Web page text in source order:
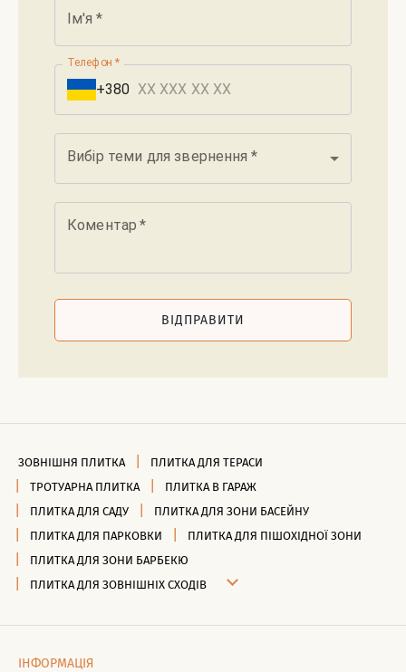
Ім'я *
Телефон *
+380
Вибір теми для звернення *
Коментар *
ВІДПРАВИТИ
ЗОВНІШНЯ ПЛИТКА
ПЛИТКА ДЛЯ ТЕРАСИ
ТРОТУАРНА ПЛИТКА
ПЛИТКА В ГАРАЖ
ПЛИТКА ДЛЯ САДУ
ПЛИТКА ДЛЯ ЗОНИ БАСЕЙНУ
ПЛИТКА ДЛЯ ПАРКОВКИ
ПЛИТКА ДЛЯ ПІШОХІДНОЇ ЗОНИ
ПЛИТКА ДЛЯ ЗОНИ БАРБЕКЮ
ПЛИТКА ДЛЯ ЗОВНІШНІХ СХОДІВ
ІНФОРМАЦІЯ